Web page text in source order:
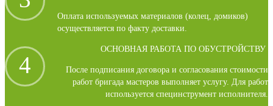
Оплата используемых материалов (колец, домиков)
осуществляется по факту доставки.
4
ОСНОВНАЯ РАБОТА ПО ОБУСТРОЙСТВУ
После подписания договора и согласования стоимости
работ бригада мастеров выполняет услугу. Для работ
используется специнструмент исполнителя.